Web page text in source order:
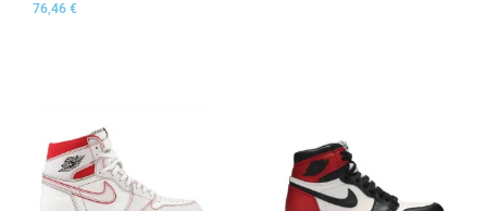
76,46 €